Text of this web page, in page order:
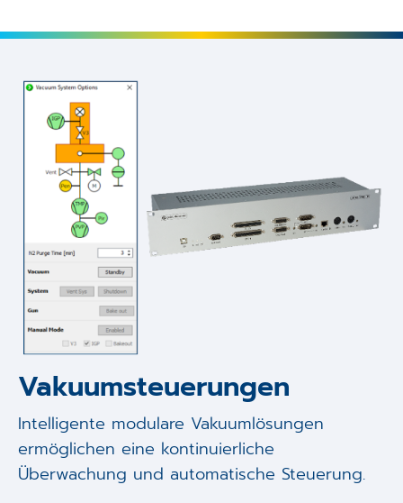
Vakuumsteuerungen
Intelligente modulare Vakuumlösungen
ermöglichen eine kontinuierliche
Überwachung und automatische Steuerung.